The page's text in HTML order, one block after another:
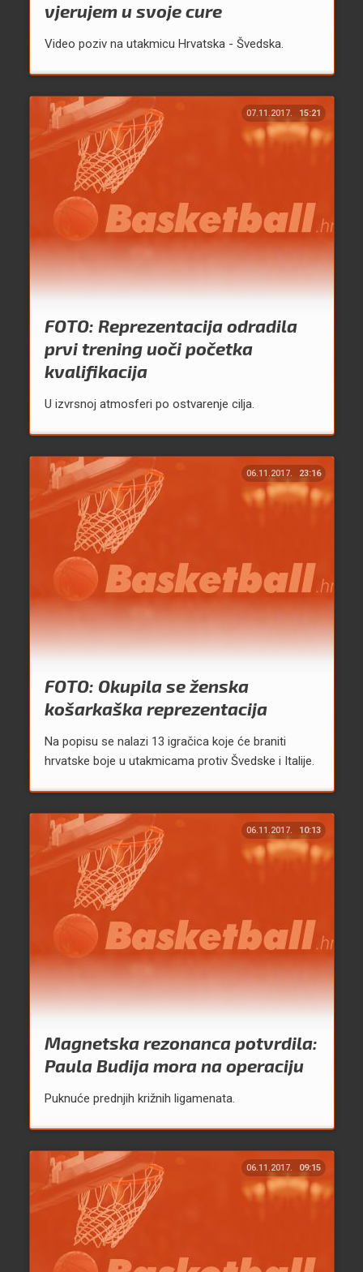
vjerujem u svoje cure
Video poziv na utakmicu Hrvatska - Švedska.
07.11.2017. 15:21
FOTO: Reprezentacija odradila
prvi trening uoči početka
kvalifikacija
U izvrsnoj atmosferi po ostvarenje cilja.
06.11.2017. 23:16
FOTO: Okupila se ženska
košarkaška reprezentacija
Na popisu se nalazi 13 igračica koje će braniti
hrvatske boje u utakmicama protiv Švedske i Italije.
06.11.2017. 10:13
Magnetska rezonanca potvrdila:
Paula Budija mora na operaciju
Puknuće prednjih križnih ligamenata.
06.11.2017. 09:15